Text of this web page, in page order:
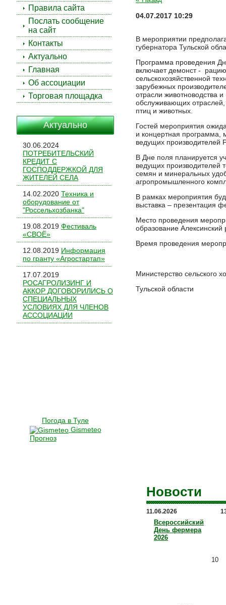
04.07.2017 10:29
В мероприятии
губернатора Тульской
Программа проведения
включает демонст -
сельскохозяйственной
зарубежных
отрасли животноводства и
обслуживающих отраслей,
птиц и животных.
Гостей мероприятия
и концертная программа,
ведущих производителей
В Дне поля планируется
ведущих производителей
семян и минеральных
агропромышленного
В рамках мероприятия
выставка – презентация
Место проведения
образование
Время проведения
Министерство сельского
Тульской области
Правила сайта
Послать сообщение
на сайт
Контакты
Актуально
Главная
Об ассоциации
Торговая площадка
Актуально
30.06.2024
ПОТРЕБИТЕЛЬСКИЙ
КРЕДИТ С
ГОСПОДДЕРЖКОЙ ДЛЯ
ЖИТЕЛЕЙ СЕЛА
14.02.2020 Техника и
оборудование от
"Россельхозбанка"
19.08.2019 Фестиваль
«СВОЁ»
12.08.2019 Информация
по гранту «Агростартап»
17.07.2019
РОСАГРОЛИЗИНГ И
АККОР ДОГОВОРИЛИСЬ О
СПЕЦИАЛЬНЫХ
УСЛОВИЯХ ДЛЯ ЧЛЕНОВ
АССОЦИАЦИИ
Погода в Туле
Gismeteo
Прогноз
Новости
11.06.2026
Всероссийский
День фермера
2026
10